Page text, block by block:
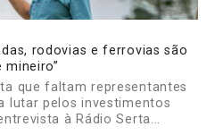
rodovias e ferrovias são
que faltam representantes
lutar pelos investimentos
à Rádio Serta...